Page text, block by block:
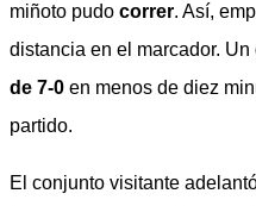
miñoto pudo correr. Así,
distancia en el marcador. Un
de 7-0 en menos de diez
partido.
El conjunto visitante